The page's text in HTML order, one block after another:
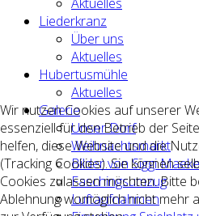
Liederkranz
Über uns
Aktuelles
Hubertusmühle
Aktuelles
Galerie
Unser Dorf
Weihnachtsmarkt
Bilder von Siggi
Faschingsumzug
Luftaufnahmen
Wir nutzen Cookies auf unserer
essenziell für den Betrieb der
helfen, diese Website und die
(Tracking Cookies). Sie können
Cookies zulassen möchten. Bitte
Ablehnung womöglich nicht mehr